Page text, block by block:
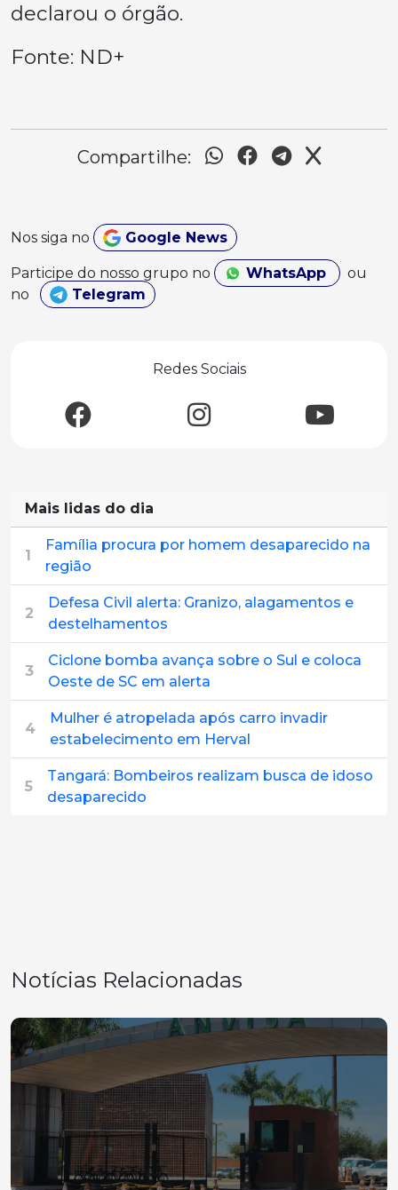
declarou o órgão.
Fonte: ND+
Compartilhe:
Nos siga no Google News
Participe do nosso grupo no WhatsApp
ou
no
Telegram
Redes Sociais
Mais lidas do dia
1
Família procura por homem desaparecido na
região
2
Defesa Civil alerta: Granizo, alagamentos e
destelhamentos
3
Ciclone bomba avança sobre o Sul e coloca
Oeste de SC em alerta
4
Mulher é atropelada após carro invadir
estabelecimento em Herval
5
Tangará: Bombeiros realizam busca de idoso
desaparecido
Notícias Relacionadas